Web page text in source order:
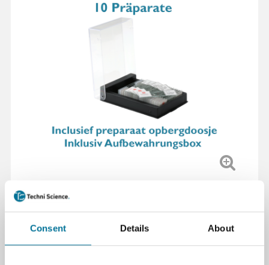
Consent Details About
Mikroskop-Präparat der Hausfliege, Flügel, geeignet
für Biologie und Mikroskopie. 10 Stück in einer
Packung für detaillierte Beobachtungen.
Weiterlesen